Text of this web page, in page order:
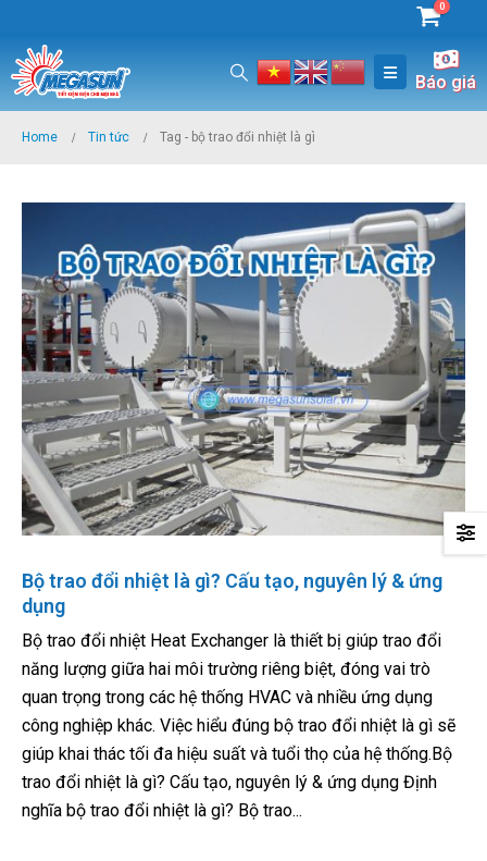
0
Báo giá
Home Tin tức Tag - bộ trao đổi nhiệt là gì
Bộ trao đổi nhiệt là gì? Cấu tạo, nguyên lý & ứng
dụng
Bộ trao đổi nhiệt Heat Exchanger là thiết bị giúp trao đổi
năng lượng giữa hai môi trường riêng biệt, đóng vai trò
quan trọng trong các hệ thống HVAC và nhiều ứng dụng
công nghiệp khác. Việc hiểu đúng bộ trao đổi nhiệt là gì sẽ
giúp khai thác tối đa hiệu suất và tuổi thọ của hệ thống.Bộ
trao đổi nhiệt là gì? Cấu tạo, nguyên lý & ứng dụng Định
nghĩa bộ trao đổi nhiệt là gì? Bộ trao...